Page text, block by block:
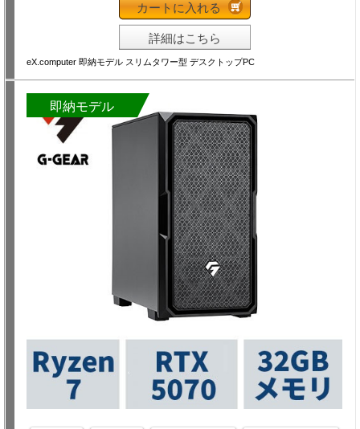
カートに入れる
詳細はこちら
eX.computer 即納モデル スリムタワー型 デスクトップPC
即納モデル